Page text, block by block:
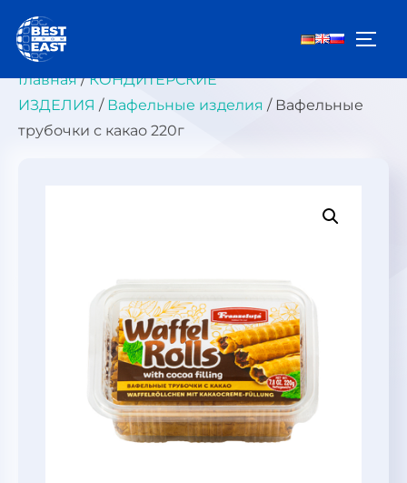
содержимому
Главная/КОНДИТЕРСКИЕ
ИЗДЕЛИЯ / Вафельные изделия / Вафельные
трубочки с какао 220г